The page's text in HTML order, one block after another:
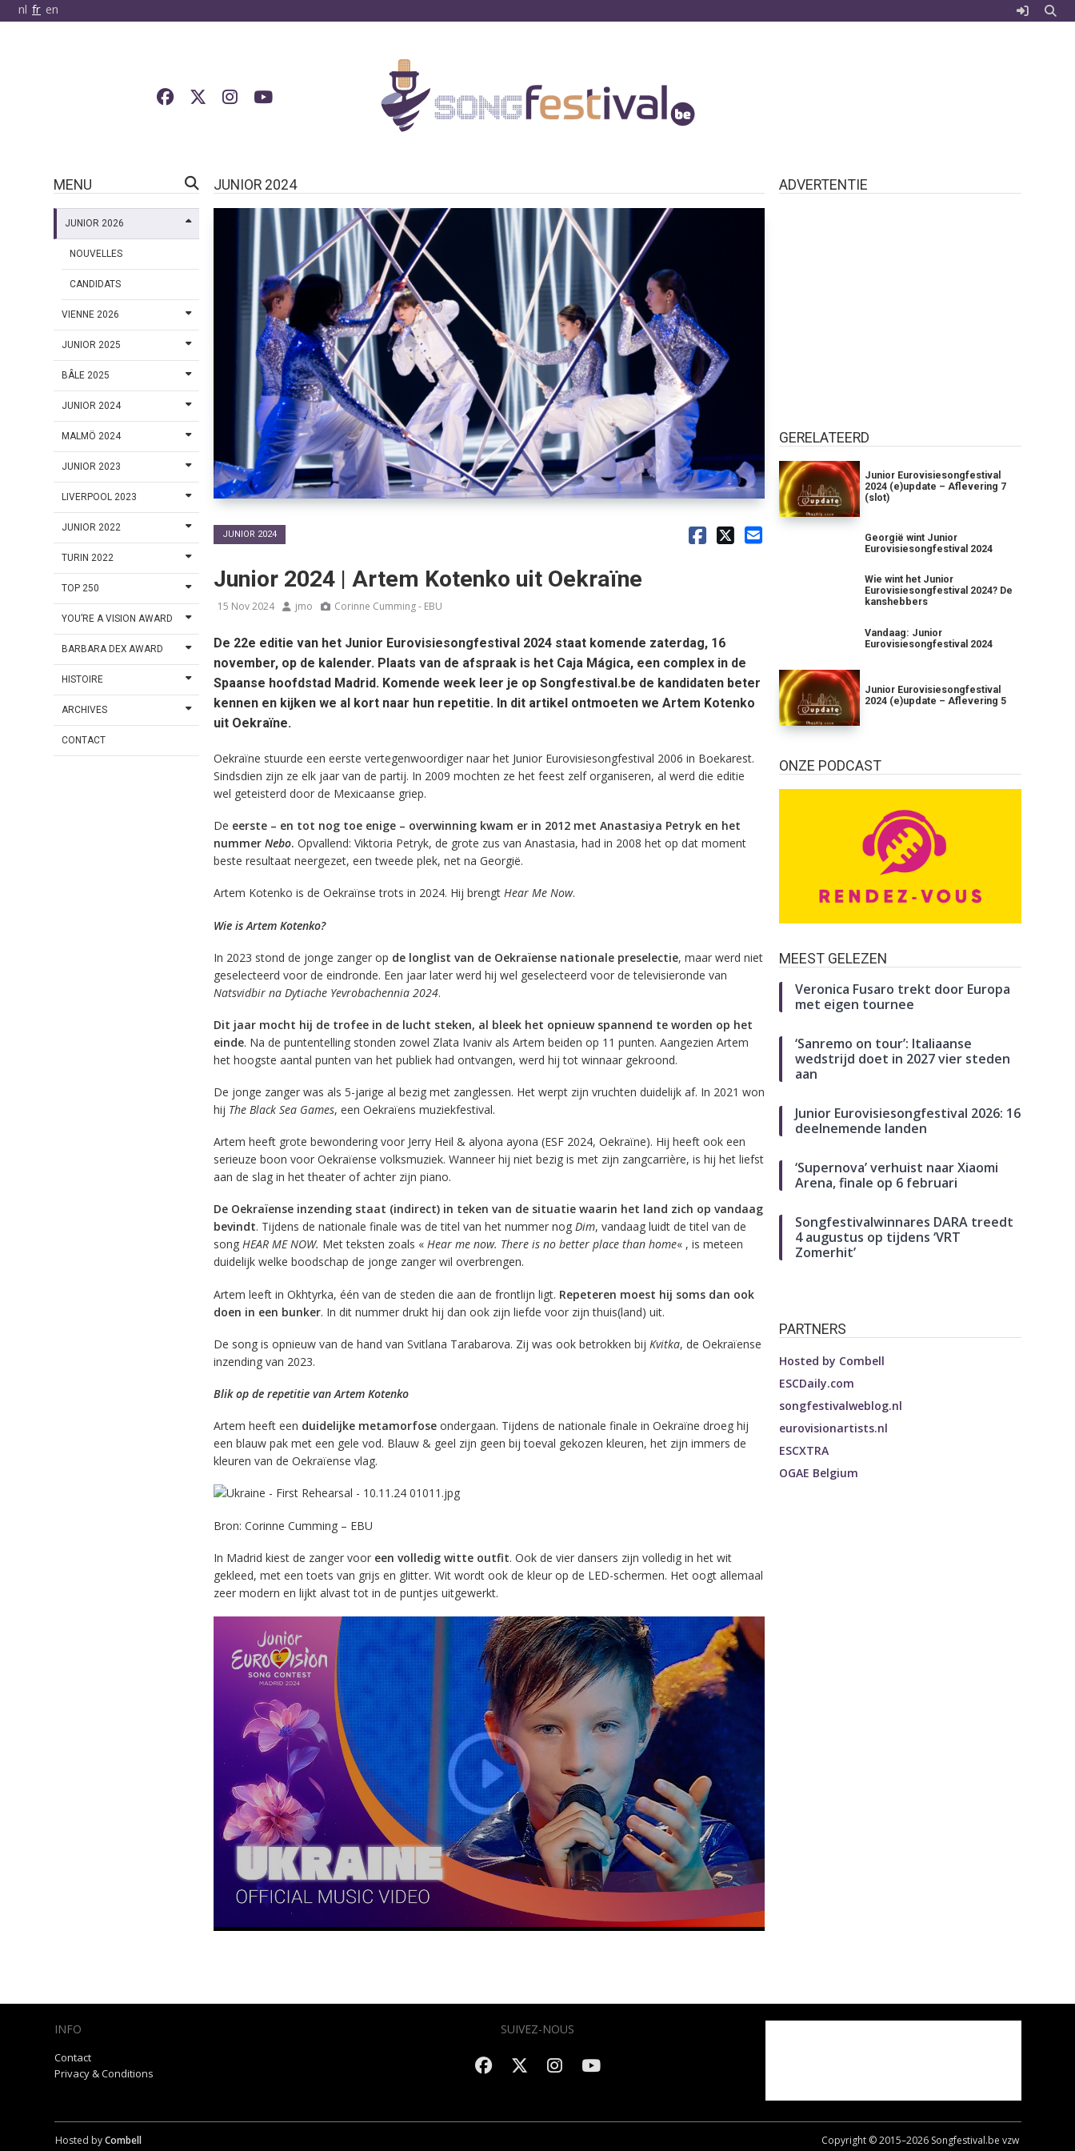
nl fr en
MENU
JUNIOR 2026
NOUVELLES
CANDIDATS
VIENNE 2026
JUNIOR 2025
BÂLE 2025
JUNIOR 2024
MALMÖ 2024
JUNIOR 2023
LIVERPOOL 2023
JUNIOR 2022
TURIN 2022
TOP 250
YOU’RE A VISION AWARD
BARBARA DEX AWARD
HISTOIRE
ARCHIVES
CONTACT
JUNIOR 2024
JUNIOR 2024
Junior 2024 | Artem Kotenko uit Oekraïne
15 Nov 2024 jmo Corinne Cumming - EBU
De 22e editie van het Junior Eurovisiesongfestival 2024 staat komende zaterdag, 16
november, op de kalender. Plaats van de afspraak is het Caja Mágica, een complex in de
Spaanse hoofdstad Madrid. Komende week leer je op Songfestival.be de kandidaten beter
kennen en kijken we al kort naar hun repetitie. In dit artikel ontmoeten we Artem Kotenko
uit Oekraïne.
Oekraïne stuurde een eerste vertegenwoordiger naar het Junior Eurovisiesongfestival 2006 in Boekarest.
Sindsdien zijn ze elk jaar van de partij. In 2009 mochten ze het feest zelf organiseren, al werd die editie
wel geteisterd door de Mexicaanse griep.
De eerste – en tot nog toe enige – overwinning kwam er in 2012 met Anastasiya Petryk en het
nummer Nebo. Opvallend: Viktoria Petryk, de grote zus van Anastasia, had in 2008 het op dat moment
beste resultaat neergezet, een tweede plek, net na Georgië.
Artem Kotenko is de Oekraïnse trots in 2024. Hij brengt Hear Me Now.
Wie is Artem Kotenko?
In 2023 stond de jonge zanger op de longlist van de Oekraïense nationale preselectie, maar werd niet
geselecteerd voor de eindronde. Een jaar later werd hij wel geselecteerd voor de televisieronde van
Natsvidbir na Dytiache Yevrobachennia 2024.
Dit jaar mocht hij de trofee in de lucht steken, al bleek het opnieuw spannend te worden op het
einde. Na de puntentelling stonden zowel Zlata Ivaniv als Artem beiden op 11 punten. Aangezien Artem
het hoogste aantal punten van het publiek had ontvangen, werd hij tot winnaar gekroond.
De jonge zanger was als 5-jarige al bezig met zanglessen. Het werpt zijn vruchten duidelijk af. In 2021 won
hij The Black Sea Games, een Oekraïens muziekfestival.
Artem heeft grote bewondering voor Jerry Heil & alyona ayona (ESF 2024, Oekraïne). Hij heeft ook een
serieuze boon voor Oekraïense volksmuziek. Wanneer hij niet bezig is met zijn zangcarrière, is hij het liefst
aan de slag in het theater of achter zijn piano.
De Oekraïense inzending staat (indirect) in teken van de situatie waarin het land zich op vandaag
bevindt. Tijdens de nationale finale was de titel van het nummer nog Dim, vandaag luidt de titel van de
song HEAR ME NOW. Met teksten zoals « Hear me now. There is no better place than home« , is meteen
duidelijk welke boodschap de jonge zanger wil overbrengen.
Artem leeft in Okhtyrka, één van de steden die aan de frontlijn ligt. Repeteren moest hij soms dan ook
doen in een bunker. In dit nummer drukt hij dan ook zijn liefde voor zijn thuis(land) uit.
De song is opnieuw van de hand van Svitlana Tarabarova. Zij was ook betrokken bij Kvitka, de Oekraïense
inzending van 2023.
Blik op de repetitie van Artem Kotenko
Artem heeft een duidelijke metamorfoseondergaan. Tijdens de nationale finale in Oekraïne droeg hij
een blauw pak met een gele vod. Blauw & geel zijn geen bij toeval gekozen kleuren, het zijn immers de
kleuren van de Oekraïense vlag.
Bron: Corinne Cumming – EBU
In Madrid kiest de zanger voor een volledig witte outfit. Ook de vier dansers zijn volledig in het wit
gekleed, met een toets van grijs en glitter. Wit wordt ook de kleur op de LED-schermen. Het oogt allemaal
zeer modern en lijkt alvast tot in de puntjes uitgewerkt.
ADVERTENTIE
GERELATEERD
Junior Eurovisiesongfestival
2024 (e)update – Aflevering 7
(slot)
Georgië wint Junior
Eurovisiesongfestival 2024
Wie wint het Junior
Eurovisiesongfestival 2024? De
kanshebbers
Vandaag: Junior
Eurovisiesongfestival 2024
Junior Eurovisiesongfestival
2024 (e)update – Aflevering 5
ONZE PODCAST
MEEST GELEZEN
Veronica Fusaro trekt door Europa
met eigen tournee
‘Sanremo on tour’: Italiaanse
wedstrijd doet in 2027 vier steden
aan
Junior Eurovisiesongfestival 2026: 16
deelnemende landen
‘Supernova’ verhuist naar Xiaomi
Arena, finale op 6 februari
Songfestivalwinnares DARA treedt
4 augustus op tijdens ‘VRT
Zomerhit’
PARTNERS
Hosted by Combell
ESCDaily.com
songfestivalweblog.nl
eurovisionartists.nl
ESCXTRA
OGAE Belgium
INFO
Contact
Privacy & Conditions
SUIVEZ-NOUS
Hosted byCombell Copyright © 2015–2026 Songfestival.be vzw